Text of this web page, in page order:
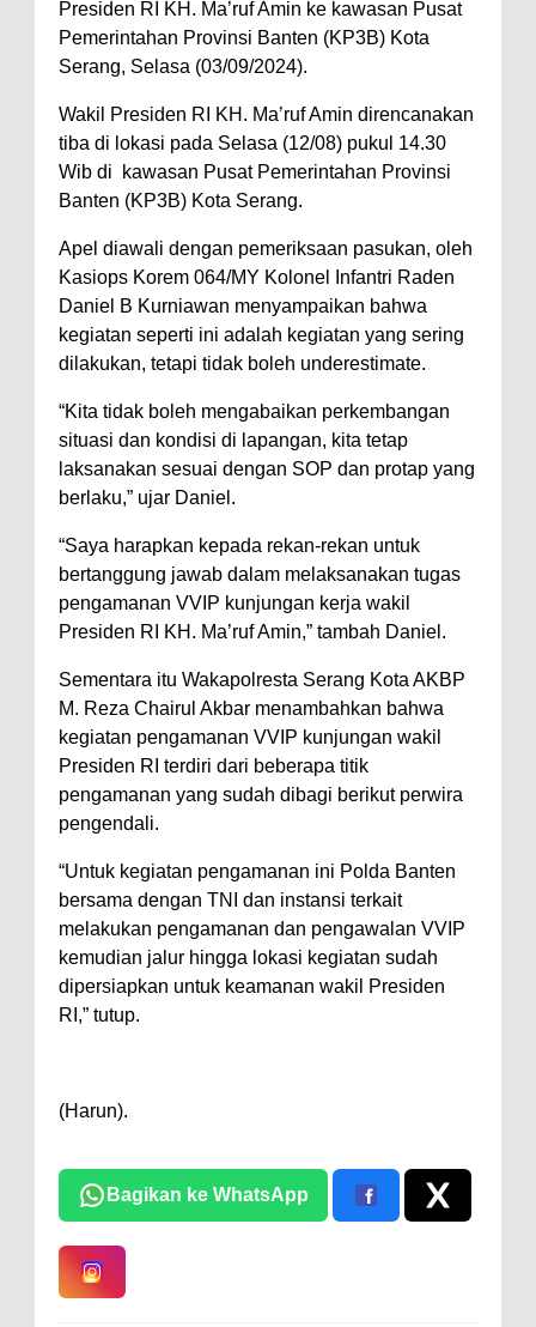
Presiden RI KH. Ma’ruf Amin ke kawasan Pusat
Pemerintahan Provinsi Banten (KP3B) Kota
Serang, Selasa (03/09/2024).
Wakil Presiden RI KH. Ma’ruf Amin direncanakan
tiba di lokasi pada Selasa (12/08) pukul 14.30
Wib di kawasan Pusat Pemerintahan Provinsi
Banten (KP3B) Kota Serang.
Apel diawali dengan pemeriksaan pasukan, oleh
Kasiops Korem 064/MY Kolonel Infantri Raden
Daniel B Kurniawan menyampaikan bahwa
kegiatan seperti ini adalah kegiatan yang sering
dilakukan, tetapi tidak boleh underestimate.
“Kita tidak boleh mengabaikan perkembangan
situasi dan kondisi di lapangan, kita tetap
laksanakan sesuai dengan SOP dan protap yang
berlaku,” ujar Daniel.
“Saya harapkan kepada rekan-rekan untuk
bertanggung jawab dalam melaksanakan tugas
pengamanan VVIP kunjungan kerja wakil
Presiden RI KH. Ma’ruf Amin,” tambah Daniel.
Sementara itu Wakapolresta Serang Kota AKBP
M. Reza Chairul Akbar menambahkan bahwa
kegiatan pengamanan VVIP kunjungan wakil
Presiden RI terdiri dari beberapa titik
pengamanan yang sudah dibagi berikut perwira
pengendali.
“Untuk kegiatan pengamanan ini Polda Banten
bersama dengan TNI dan instansi terkait
melakukan pengamanan dan pengawalan VVIP
kemudian jalur hingga lokasi kegiatan sudah
dipersiapkan untuk keamanan wakil Presiden
RI,” tutup.
(Harun).
Bagikan ke WhatsApp